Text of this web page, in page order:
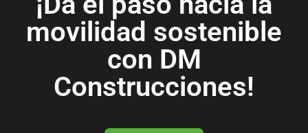
movilidad sostenible
con DM
Construcciones!